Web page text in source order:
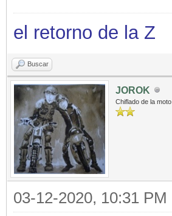
el retorno de la Z
Buscar
JOROK
Chiflado de la moto
03-12-2020, 10:31 PM